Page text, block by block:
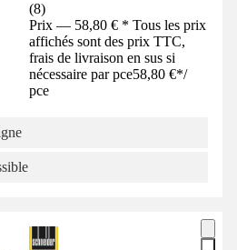
(8)
Prix — 58,80 € * Tous les prix
affichés sont des prix TTC,
frais de livraison en sus si
nécessaire par pce58,80 €*/
pce